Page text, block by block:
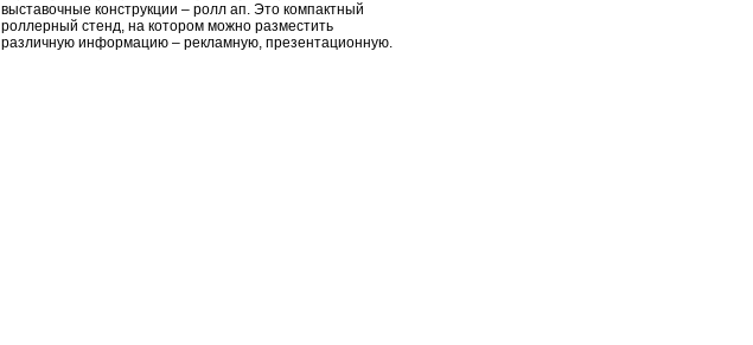
выставочные конструкции – ролл ап. Это компактный
роллерный стенд, на котором можно разместить
различную информацию – рекламную, презентационную.